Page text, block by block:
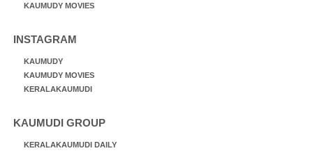
KAUMUDY MOVIES
INSTAGRAM
KAUMUDY
KAUMUDY MOVIES
KERALAKAUMUDI
KAUMUDI GROUP
KERALAKAUMUDI DAILY